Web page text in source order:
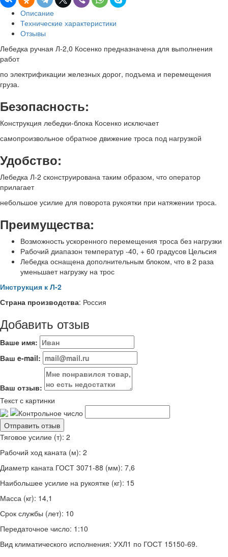
Описание
Технические характеристики
Отзывы
Лебедка ручная Л-2,0 Косенко предназначена для выполнения
работ
по электрификации железных дорог, подъема и перемещения
груза.
Безопасность:
Конструкция лебедки-блока Косенко исключает
самопроизвольное обратное движение троса под нагрузкой
Удобство:
Лебедка Л-2 сконструирована таким образом, что оператор
прилагает
небольшое усилие для поворота рукоятки при натяжении троса.
Преимущества:
Возможность ускоренного перемещения троса без нагрузки
Рабочий диапазон температур -40, + 60 градусов Цельсия
Лебедка оснащена дополнительным блоком, что в 2 раза
уменьшает нагрузку на трос
Инструкция к Л-2
Страна производства: Россия
Добавить отзыв
Ваше имя:
Ваш e-mail:
Ваш отзыв:
Текст с картинки
Тяговое усилие (т): 2
Рабочий ход каната (м): 2
Диаметр каната ГОСТ 3071-88 (мм): 7,6
Наибольшее усилие на рукоятке (кг): 15
Масса (кг): 14,1
Срок службы (лет): 10
Передаточное число: 1:10
Вид климатического исполнения: УХЛ1 по ГОСТ 15150-69.